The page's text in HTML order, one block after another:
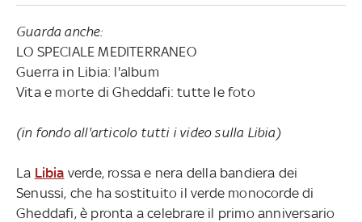
Guarda anche:
LO SPECIALE MEDITERRANEO
Guerra in Libia: l'album
Vita e morte di Gheddafi: tutte le foto
(in fondo all'articolo tutti i video sulla Libia)
La Libia verde, rossa e nera della bandiera dei
Senussi, che ha sostituito il verde monocorde di
Gheddafi, è pronta a celebrare il primo anniversario